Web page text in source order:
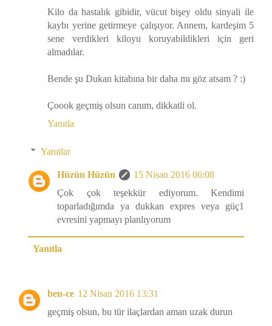
Kilo da hastalık gibidir, vücut bişey oldu sinyali ile
kaybı yerine getirmeye çalışıyor. Annem, kardeşim 5
sene verdikleri kiloyu koruyabildikleri için geri
almadılar.
Bende şu Dukan kitabına bir daha mı göz atsam ? :)
Çoook geçmiş olsun canım, dikkatli ol.
Yanıtla
Yanıtlar
Hüzün Hüzün
15 Nisan 2016 06:08
Çok çok teşekkür ediyorum. Kendimi
toparladığımda ya dukkan expres veya güç1
evresini yapmayı planlıyorum
Yanıtla
ben-ce 12 Nisan 2016 13:31
geçmiş olsun, bu tür ilaçlardan aman uzak durun